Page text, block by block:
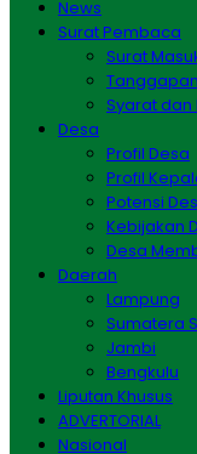
News
Surat Pembaca
Surat
Tanggapan
Syarat dan
Desa
Profil Desa
Profil
Potensi
Kebijakan
Desa
Daerah
Lampung
Sumatera
Jambi
Bengkulu
Liputan Khusus
ADVERTORIAL
Nasional